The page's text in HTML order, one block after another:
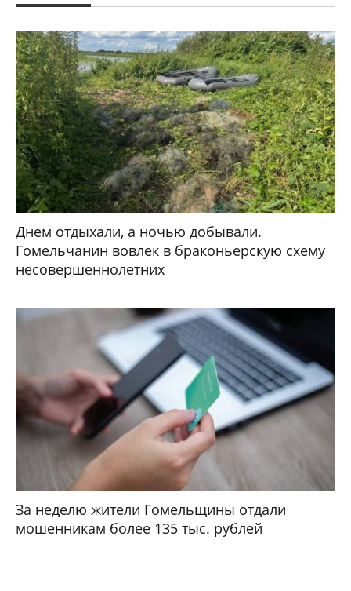
Днем отдыхали, а ночью добывали.
Гомельчанин вовлек в браконьерскую схему
несовершеннолетних
За неделю жители Гомельщины отдали
мошенникам более 135 тыс. рублей